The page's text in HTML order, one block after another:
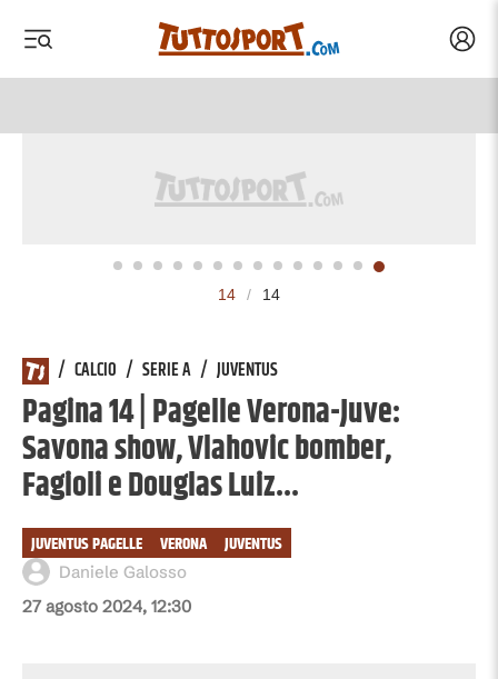
14 / 14
/ CALCIO / SERIE A / JUVENTUS
Pagina 14 | Pagelle Verona-Juve:
Savona show, Vlahovic bomber,
Fagioli e Douglas Luiz...
27 agosto 2024, 12:30
Daniele Galosso
JUVENTUS
VERONA
JUVENTUS PAGELLE